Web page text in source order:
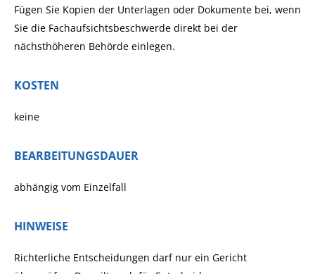
Fügen Sie Kopien der Unterlagen oder Dokumente bei, wenn
Sie die Fachaufsichtsbeschwerde direkt bei der
nächsthöheren Behörde einlegen.
KOSTEN
keine
BEARBEITUNGSDAUER
abhängig vom Einzelfall
HINWEISE
Richterliche Entscheidungen darf nur ein Gericht